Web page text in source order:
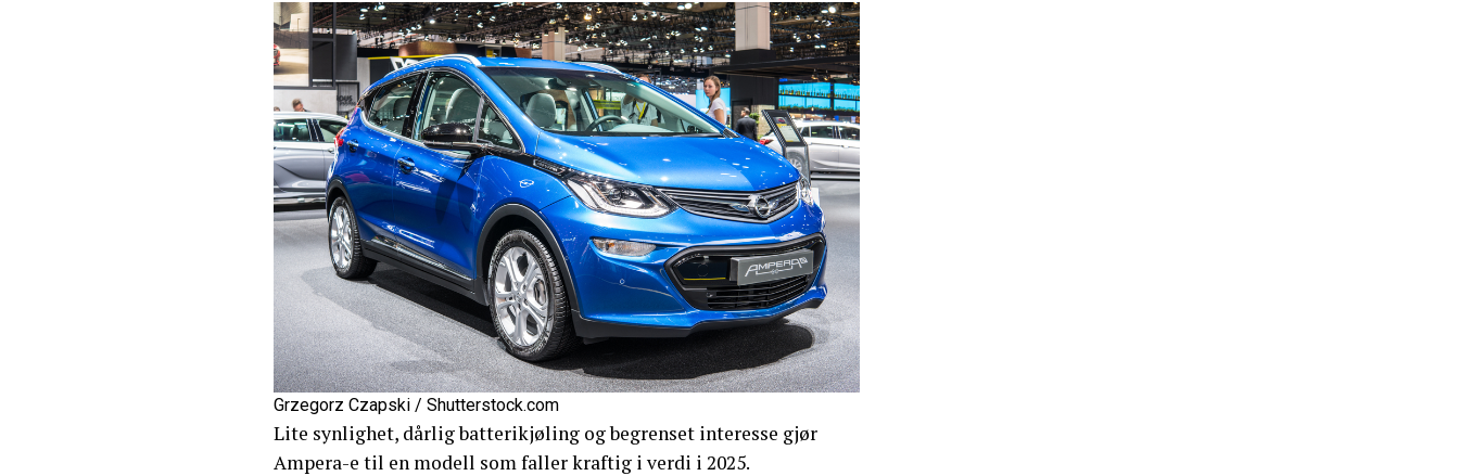
Grzegorz Czapski / Shutterstock.com
Lite synlighet, dårlig batterikjøling og begrenset interesse gjør
Ampera-e til en modell som faller kraftig i verdi i 2025.